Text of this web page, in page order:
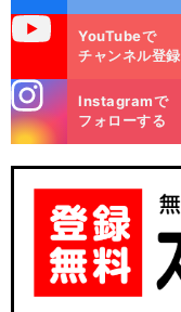
YouTubeで
チャンネル登録
m
Instagramで
フォローする